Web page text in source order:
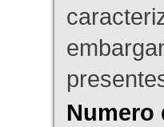
Numero